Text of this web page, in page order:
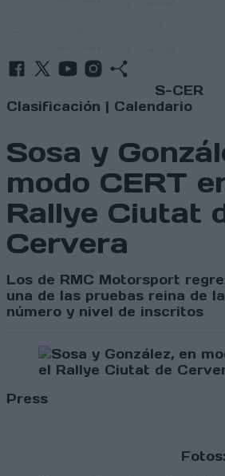
S-CER
Clasificación | Calendario
Sosa y
modo CERT
Rallye Ciutat
Cervera
Los de RMC Motorsport
una de las pruebas reina de
número y nivel de inscritos
Press